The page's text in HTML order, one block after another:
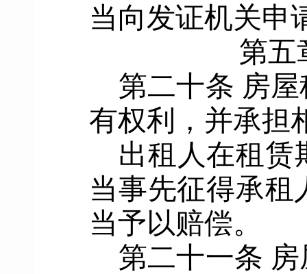
当向发证机关申
第
第二十条 房
有权利，并承担
出租人在租赁
当事先征得承租
当予以赔偿。
第二十一条